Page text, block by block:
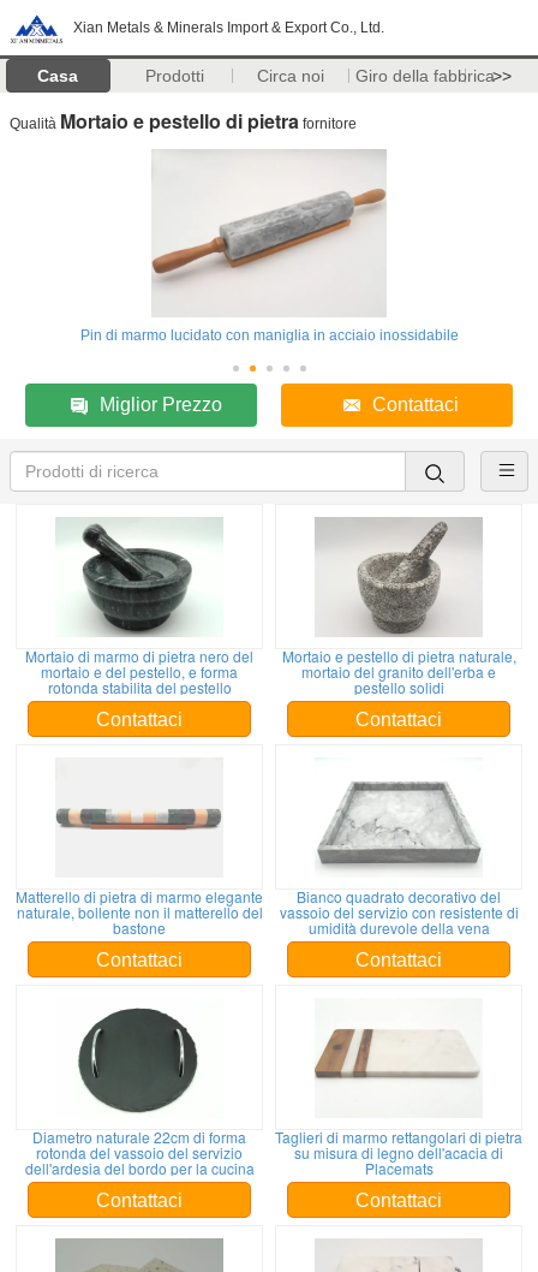
Xian Metals & Minerals Import & Export Co., Ltd.
Casa Prodotti Circa noi Giro della fabbrica>>
Qualità Mortaio e pestello di pietra fornitore
Pin di marmo lucidato con maniglia in acciaio inossidabile
Miglior Prezzo Contattaci
Mortaio di marmo di pietra nero del
mortaio e del pestello, e forma
rotonda stabilita del pestello
Contattaci
Mortaio e pestello di pietra naturale,
mortaio del granito dell'erba e
pestello solidi
Contattaci
Matterello di pietra di marmo elegante
naturale, bollente non il matterello del
bastone
Contattaci
Bianco quadrato decorativo del
vassoio del servizio con resistente di
umidità durevole della vena
Contattaci
Diametro naturale 22cm di forma
rotonda del vassoio del servizio
dell'ardesia del bordo per la cucina
Contattaci
Taglieri di marmo rettangolari di pietra
su misura di legno dell'acacia di
Placemats
Contattaci